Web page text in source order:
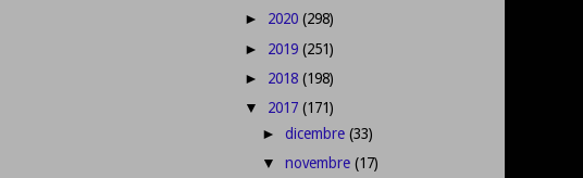
► 2020 (298)
► 2019 (251)
► 2018 (198)
▼ 2017 (171)
►dicembre(33)
▼novembre(17)